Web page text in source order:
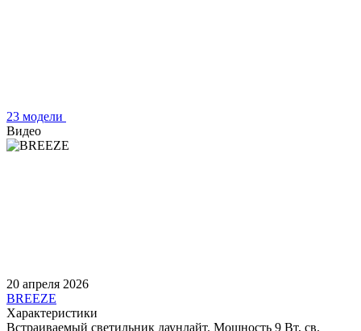
23 модели
Видео
20 апреля 2026
BREEZE
Характеристики
Встраиваемый светильник даунлайт. Мощность 9 Вт, св.